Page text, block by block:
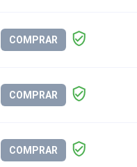
COMPRAR
COMPRAR
COMPRAR